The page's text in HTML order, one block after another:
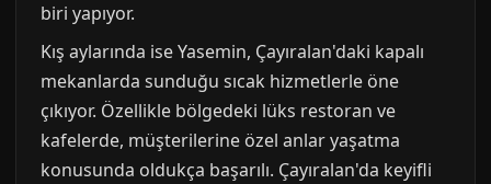
biri yapıyor.
Kış aylarında ise Yasemin, Çayıralan'daki kapalı
mekanlarda sunduğu sıcak hizmetlerle öne
çıkıyor. Özellikle bölgedeki lüks restoran ve
kafelerde, müşterilerine özel anlar yaşatma
konusunda oldukça başarılı. Çayıralan'da keyifli